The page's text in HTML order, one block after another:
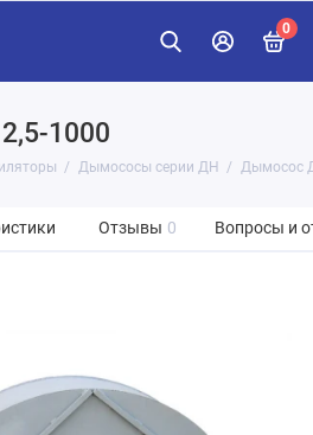
0
1000
Дымососы серии ДН Дымосос
Отзывы 0 Вопросы и